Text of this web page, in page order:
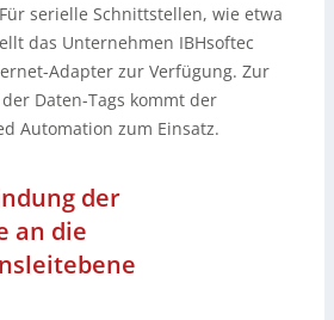
serielle Schnittstellen, wie etwa
das Unternehmen IBHsoftec
Adapter zur Verfügung. Zur
Daten-Tags kommt der
Automation zum Einsatz.
der
an die